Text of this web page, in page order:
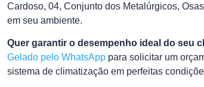
Cardoso, 04, Conjunto dos Metalúrgicos,
em seu ambiente.
Quer garantir o desempenho ideal do seu
Gelado pelo WhatsApp para solicitar um
sistema de climatização em perfeitas